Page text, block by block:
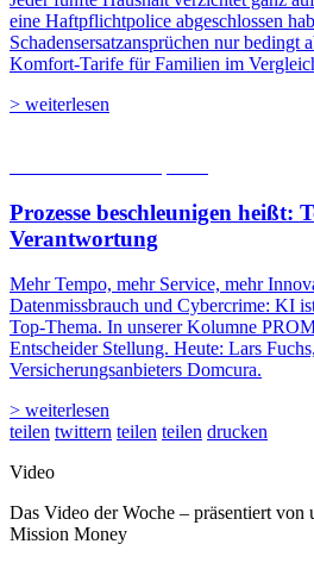
eine Haftpflichtpolice abgeschlossen
Schadensersatzansprüchen nur bedingt
Komfort-Tarife für Familien im
> weiterlesen
Prozesse beschleunigen heißt:
Verantwortung
Mehr Tempo, mehr Service, mehr
Datenmissbrauch und Cybercrime: KI
Top-Thema. In unserer Kolumne
Entscheider Stellung. Heute: Lars
Versicherungsanbieters Domcura.
> weiterlesen
teilen twittern teilen teilen drucken
Video
Das Video der Woche – präsentiert von
Mission Money